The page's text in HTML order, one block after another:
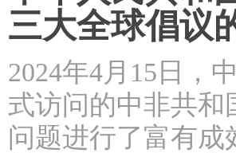
三大全球倡议
2024年4月15日，
式访问的中非共和
问题进行了富有